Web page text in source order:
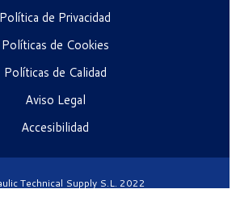
Política de Privacidad
Políticas de Cookies
Políticas de Calidad
Aviso Legal
Accesibilidad
Technical Supply S.L. 2022